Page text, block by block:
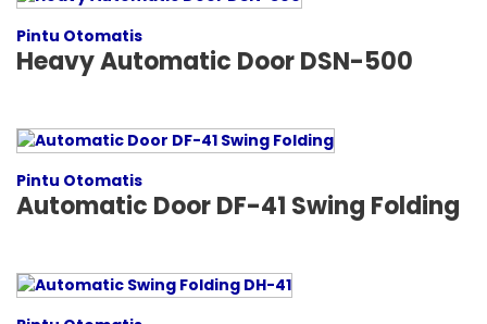
Pintu Otomatis
Heavy Automatic Door DSN-500
Pintu Otomatis
Automatic Door DF-41 Swing Folding